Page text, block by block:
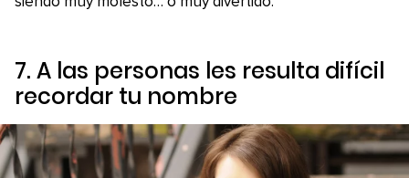
7. A las personas les resulta difícil
recordar tu nombre